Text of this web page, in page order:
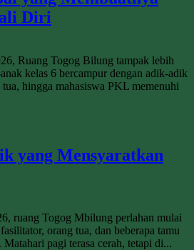
Diri
Ruang Togog Bilung tampak lebih
kelas 6 bercampur dengan adik-adik
hingga mahasiswa PKL memenuhi
yang Mensyaratkan
ruang Togog Mbilung perlahan mulai
orang tua, dan beberapa tamu
pagi terasa cerah, tetapi di...